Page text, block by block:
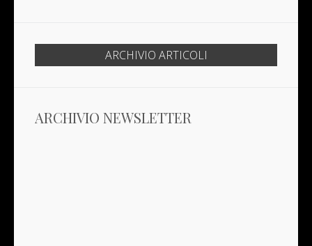
ARCHIVIO ARTICOLI
ARCHIVIO NEWSLETTER